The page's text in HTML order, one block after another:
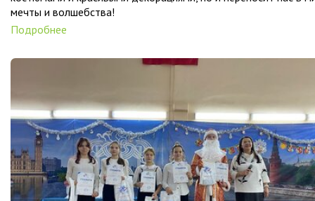
мечты и волшебства!
Подробнее